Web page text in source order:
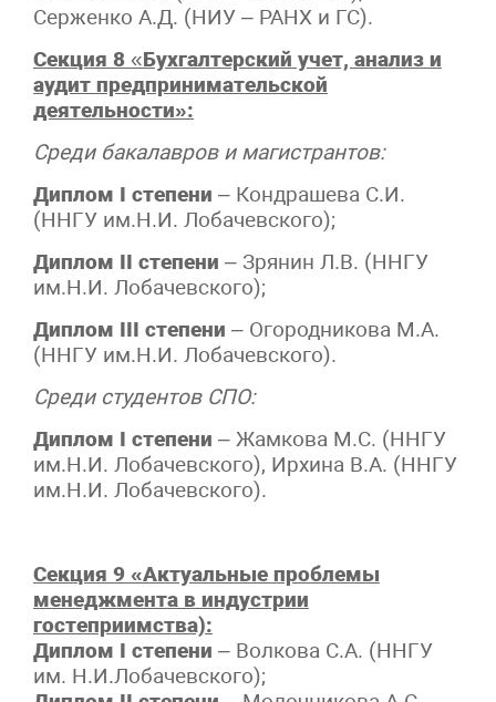
Серженко А.Д. (НИУ – РАНХ и ГС).
Секция 8 «Бухгалтерский учет, анализ и
аудит предпринимательской
деятельности»:
Среди бакалавров и магистрантов:
Диплом I степени – Кондрашева С.И.
(ННГУ им.Н.И. Лобачевского);
Диплом II степени – Зрянин Л.В. (ННГУ
им.Н.И. Лобачевского);
Диплом III степени – Огородникова М.А.
(ННГУ им.Н.И. Лобачевского).
Среди студентов СПО:
Диплом I степени – Жамкова М.С. (ННГУ
им.Н.И. Лобачевского), Ирхина В.А. (ННГУ
им.Н.И. Лобачевского).
Секция 9 «Актуальные проблемы
менеджмента в индустрии
гостеприимства):
Диплом I степени – Волкова С.А. (ННГУ
им. Н.И.Лобачевского);